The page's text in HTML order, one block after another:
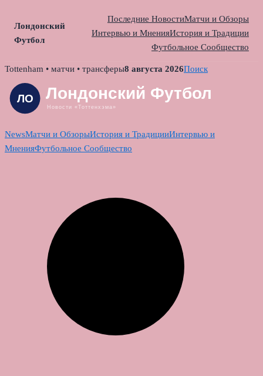
Лондонский
Футбол
Последние НовостиМатчи и Обзоры
Интервью и МненияИстория и Традиции
Футбольное Сообщество
Skip
content
Tottenham • матчи • трансферы8 августа 2026Поиск
NewsМатчи и ОбзорыИстория и ТрадицииИнтервью и
МненияФутбольное Сообщество